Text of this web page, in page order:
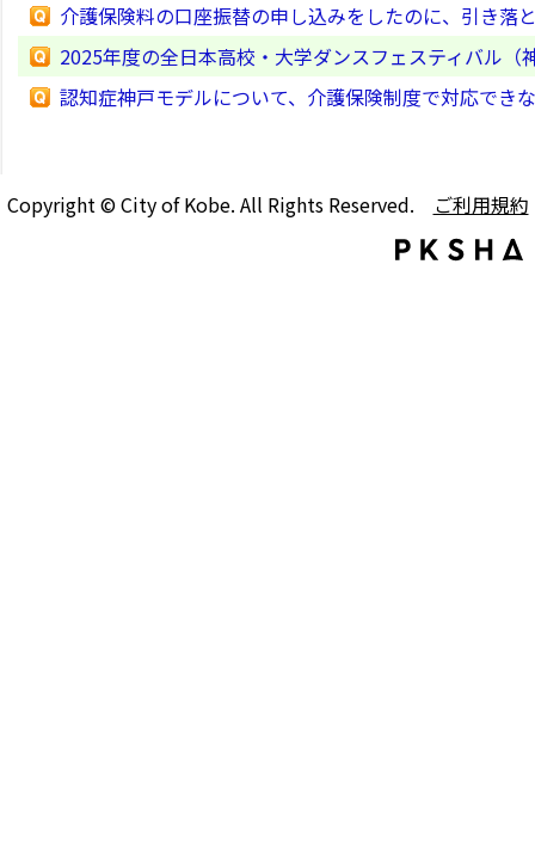
介護保険料の口座振替の申し込みをしたのに、引き落
2025年度の全日本高校・大学ダンスフェスティバル（
認知症神戸モデルについて、介護保険制度で対応でき
Copyright © City of Kobe. All Rights Reserved. ご利用規約